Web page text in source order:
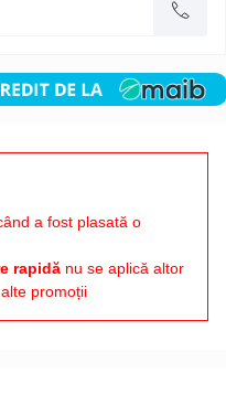
a fost plasată o
rapidă nu se aplică altor
promoții